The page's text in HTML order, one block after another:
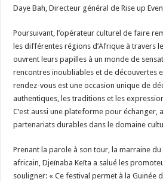
Daye Bah, Directeur général de Rise up
Poursuivant, l’opérateur culturel de faire
les différentes régions d’Afrique à travers
ouvrent leurs papilles à un monde de
rencontres inoubliables et de découvertes
rendez-vous est une occasion unique de
authentiques, les traditions et les
C’est aussi une plateforme pour
partenariats durables dans le domaine
Prenant la parole à son tour, la marraine
africain, Djeïnaba Keïta a salué les
souligner: « Ce festival permet à la Guinée